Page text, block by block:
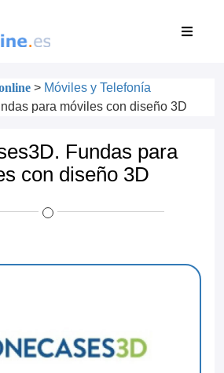
> Móviles y Telefonía
para móviles con diseño 3D
Fundas para
con diseño 3D